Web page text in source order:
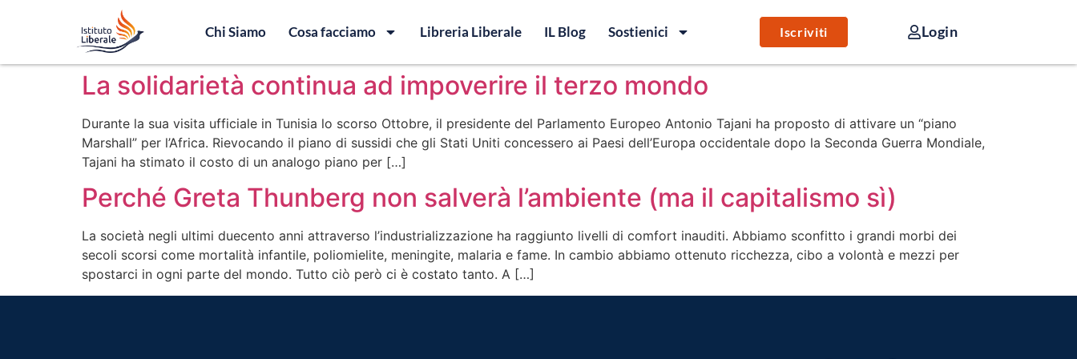
Chi Siamo Cosa facciamo Libreria Liberale IL Blog Sostienici Iscriviti Login
La solidarietà continua ad impoverire il terzo mondo
Durante la sua visita ufficiale in Tunisia lo scorso Ottobre, il presidente del Parlamento Europeo Antonio Tajani ha proposto di attivare un “piano
Marshall” per l’Africa. Rievocando il piano di sussidi che gli Stati Uniti concessero ai Paesi dell’Europa occidentale dopo la Seconda Guerra Mondiale,
Tajani ha stimato il costo di un analogo piano per […]
Perché Greta Thunberg non salverà l’ambiente (ma il capitalismo sì)
La società negli ultimi duecento anni attraverso l’industrializzazione ha raggiunto livelli di comfort inauditi. Abbiamo sconfitto i grandi morbi dei
secoli scorsi come mortalità infantile, poliomielite, meningite, malaria e fame. In cambio abbiamo ottenuto ricchezza, cibo a volontà e mezzi per
spostarci in ogni parte del mondo. Tutto ciò però ci è costato tanto. A […]